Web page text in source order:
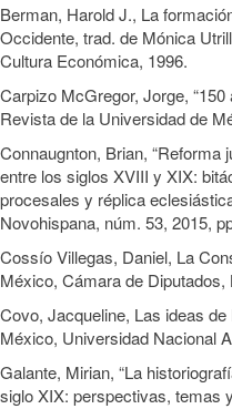
Berman, Harold J., La
Occidente, trad. de Mónica
Cultura Económica, 1996.
Carpizo McGregor, Jorge,
Revista de la Universidad de
Connaugnton, Brian,
entre los siglos XVIII y XIX:
procesales y réplica
Novohispana, núm. 53, 2015,
Cossío Villegas, Daniel, La
México, Cámara de Diputados,
Covo, Jacqueline, Las ideas
México, Universidad Nacional
Galante, Mirian, “La
siglo XIX: perspectivas, temas